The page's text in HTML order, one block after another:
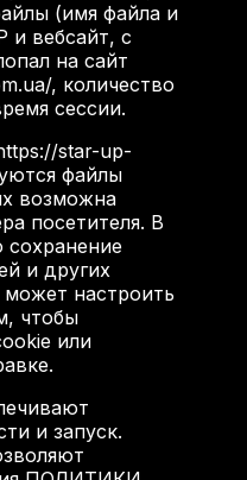
(имя файла и
и вебсайт, с
на сайт
, количество
сессии.
star-up-
файлы
возможна
посетителя. В
сохранение
и других
настроить
чтобы
или
и запуск.